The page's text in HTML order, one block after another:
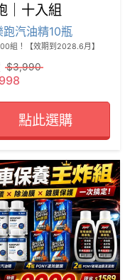
｜十入組
跑汽油精10瓶
組！【效期到2028.6月】
$3,990
點此選購